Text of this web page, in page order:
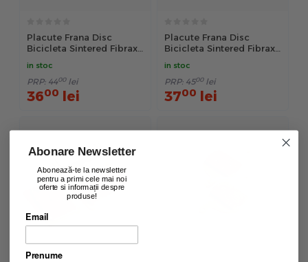
Placute Frana Disc
Bicicleta Sintered Fibrax
in stoc
PRP: 4400 lei
3600 lei
Placute Frana Disc
Bicicleta Sintered Fibrax
in stoc
PRP: 4500 lei
3700 lei
Abonare Newsletter
Abonează-te la newsletter
pentru a primi cele mai noi
oferte si informații despre
produse!
Email
Prenume